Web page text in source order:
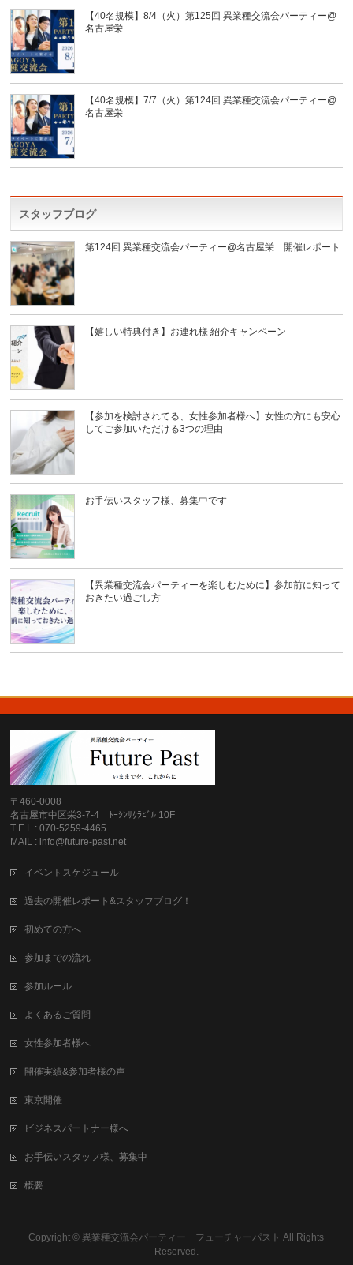
【40名規模】8/4（火）第125回 異業種交流会パーティー@
名古屋栄
【40名規模】7/7（火）第124回 異業種交流会パーティー@
名古屋栄
スタッフブログ
第124回 異業種交流会パーティー@名古屋栄 開催レポート
【嬉しい特典付き】お連れ様 紹介キャンペーン
【参加を検討されてる、女性参加者様へ】女性の方にも安心
してご参加いただける3つの理由
お手伝いスタッフ様、募集中です
【異業種交流会パーティーを楽しむために】参加前に知って
おきたい過ごし方
〒460-0008
名古屋市中区栄3-7-4 ﾄｰｼﾝｻｸﾗﾋﾞﾙ 10F
T E L : 070-5259-4465
MAIL : info@future-past.net
イベントスケジュール
過去の開催レポート&スタッフブログ！
初めての方へ
参加までの流れ
参加ルール
よくあるご質問
女性参加者様へ
開催実績&参加者様の声
東京開催
ビジネスパートナー様へ
お手伝いスタッフ様、募集中
概要
Copyright ©異業種交流会パーティー フューチャーパスト All Rights
Reserved.